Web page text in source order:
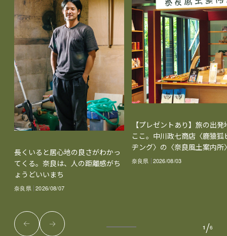
長くいると居心地の良さがわかっ
てくる。奈良は、人の距離感がち
ょうどいいまち
奈良県 2026/08/07
【プレゼントあり】旅の出発
ここ。中川政七商店〈鹿猿狐
ヂング〉の〈奈良風土案内所
奈良県 2026/08/03
1 /6